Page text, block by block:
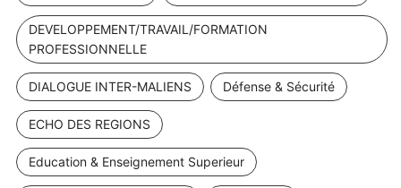
DEVELOPPEMENT/TRAVAIL/FORMATION
PROFESSIONNELLE
DIALOGUE INTER-MALIENS Défense & Sécurité
ECHO DES REGIONS
Education & Enseignement Superieur